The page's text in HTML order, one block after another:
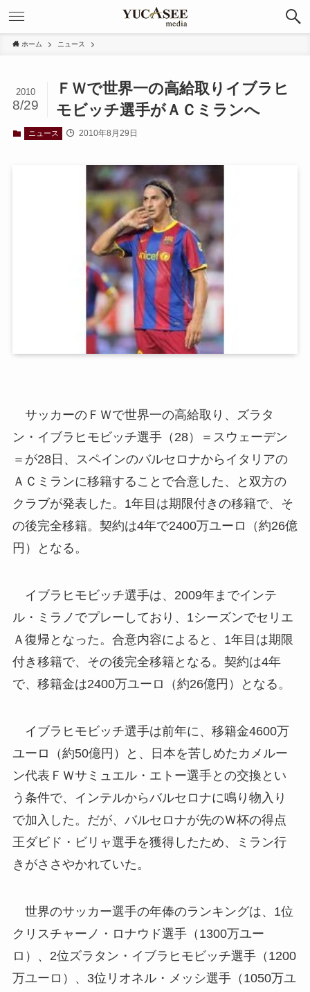
ホーム ニュース
ＦＷで世界一の高給取りイブラヒ
モビッチ選手がＡＣミランへ
2010
8/29
ニュース 2010年8月29日
サッカーのＦＷで世界一の高給取り、ズラタ
ン・イブラヒモビッチ選手（28）＝スウェーデン
＝が28日、スペインのバルセロナからイタリアの
ＡＣミランに移籍することで合意した、と双方の
クラブが発表した。1年目は期限付きの移籍で、そ
の後完全移籍。契約は4年で2400万ユーロ（約26億
円）となる。
イブラヒモビッチ選手は、2009年までインテ
ル・ミラノでプレーしており、1シーズンでセリエ
Ａ復帰となった。合意内容によると、1年目は期限
付き移籍で、その後完全移籍となる。契約は4年
で、移籍金は2400万ユーロ（約26億円）となる。
イブラヒモビッチ選手は前年に、移籍金4600万
ユーロ（約50億円）と、日本を苦しめたカメルー
ン代表ＦＷサミュエル・エトー選手との交換とい
う条件で、インテルからバルセロナに鳴り物入り
で加入した。だが、バルセロナが先のＷ杯の得点
王ダビド・ビリャ選手を獲得したため、ミラン行
きがささやかれていた。
世界のサッカー選手の年俸のランキングは、1位
クリスチャーノ・ロナウド選手（1300万ユー
ロ）、2位ズラタン・イブラヒモビッチ選手（1200
万ユーロ）、3位リオネル・メッシ選手（1050万ユ